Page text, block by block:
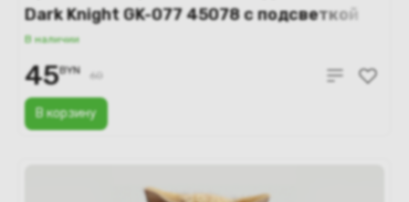
Dark Knight GK-077 45078 с подсветкой
В наличии
В корзину
45BYN 60